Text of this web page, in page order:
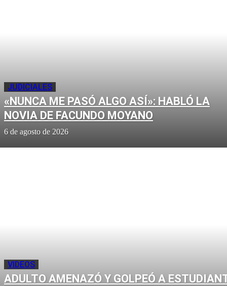
JUDICIALES
«NUNCA ME PASÓ ALGO ASÍ»: HABLÓ LA
NOVIA DE FACUNDO MOYANO
6 de agosto de 2026
VIDEOS
ADULTO AMENAZÓ Y GOLPEÓ A